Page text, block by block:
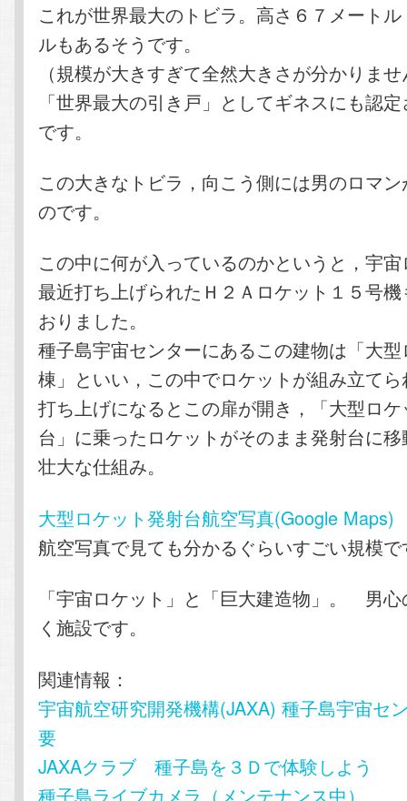
これが世界最大のトビラ。高さ６７メート
ルもあるそうです。
（規模が大きすぎて全然大きさが分かりま
「世界最大の引き戸」としてギネスにも認
です。
この大きなトビラ，向こう側には男のロマ
のです。
この中に何が入っているのかというと，宇
最近打ち上げられたＨ２Ａロケット１５号
おりました。
種子島宇宙センターにあるこの建物は「大
棟」といい，この中でロケットが組み立て
打ち上げになるとこの扉が開き，「大型ロ
台」に乗ったロケットがそのまま発射台に
壮大な仕組み。
大型ロケット発射台航空写真(Google Maps)
航空写真で見ても分かるぐらいすごい規模で
「宇宙ロケット」と「巨大建造物」。 男
く施設です。
関連情報：
宇宙航空研究開発機構(JAXA) 種子島宇宙
要
JAXAクラブ 種子島を３Ｄで体験しよう
種子島ライブカメラ（メンテナンス中）